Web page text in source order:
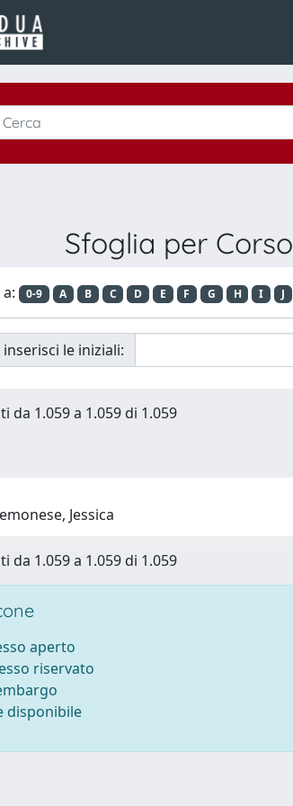
Sfoglia per Corso
0-9 A B C D E F G H I J
inserisci le iniziali:
da 1.059 a 1.059 di 1.059
Jessica
da 1.059 a 1.059 di 1.059
aperto
riservato
disponibile